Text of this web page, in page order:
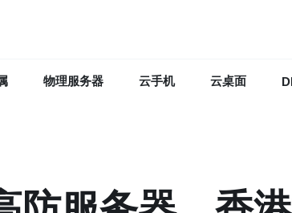
物理服务器 云手机 云桌面